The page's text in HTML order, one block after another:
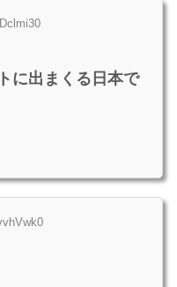
に出まくる日本で